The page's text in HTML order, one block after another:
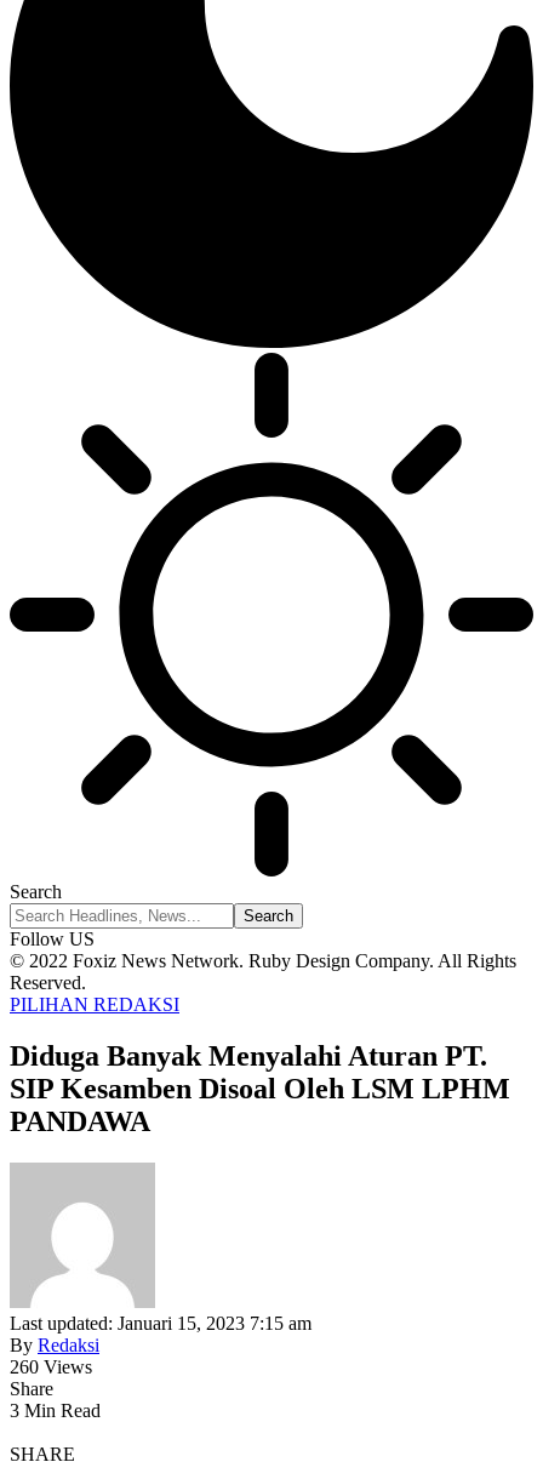
Search
Follow US
© 2022 Foxiz News Network. Ruby Design Company. All Rights
Reserved.
PILIHAN REDAKSI
Diduga Banyak Menyalahi Aturan PT.
SIP Kesamben Disoal Oleh LSM LPHM
PANDAWA
Last updated: Januari 15, 2023 7:15 am
By Redaksi
260 Views
Share
3 Min Read
SHARE